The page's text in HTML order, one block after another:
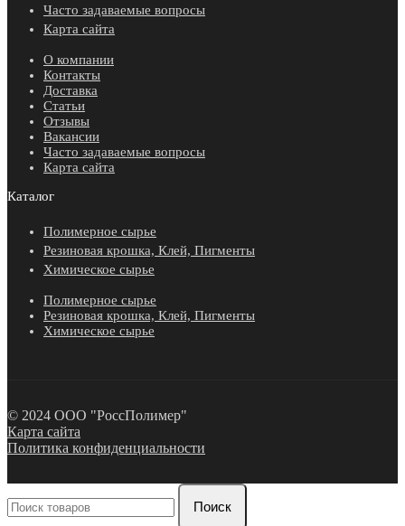
Часто задаваемые вопросы
Карта сайта
О компании
Контакты
Доставка
Статьи
Отзывы
Вакансии
Часто задаваемые вопросы
Карта сайта
Каталог
Полимерное сырье
Резиновая крошка, Клей, Пигменты
Химическое сырье
Полимерное сырье
Резиновая крошка, Клей, Пигменты
Химическое сырье
© 2024 ООО "РоссПолимер"
Карта сайта
Политика конфиденциальности
Поиск